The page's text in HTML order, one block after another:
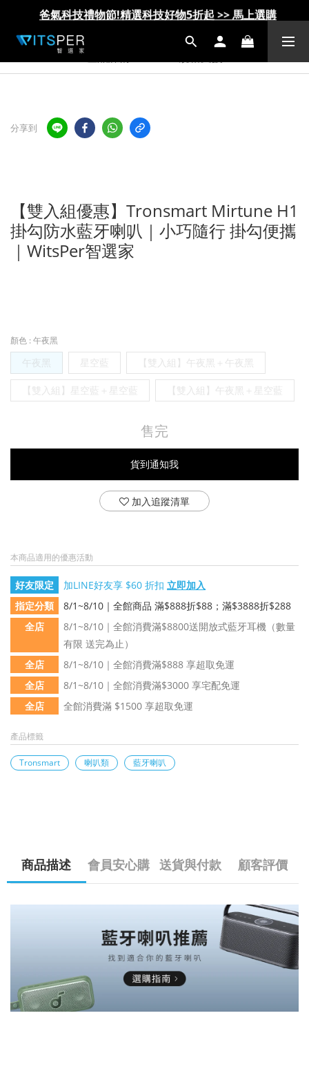
IDMIX Q10 Pro 行動電源 第一代 更換服務方案說明
爸氣科技禮物節!精選科技好物5折起 >> 馬上選購
IDMIX Q10 Pro 行動電源 第一代 更換服務方案說明
爸氣科技禮物節!精選科技好物5折起 >> 馬上選購
分享到
【雙入組優惠】Tronsmart Mirtune H1
掛勾防水藍牙喇叭｜小巧隨行 掛勾便攜
｜WitsPer智選家
顏色 : 午夜黑
午夜黑 星空藍 【雙入組】午夜黑＋午夜黑
【雙入組】星空藍＋星空藍 【雙入組】午夜黑＋星空藍
售完
貨到通知我
加入追蹤清單
本商品適用的優惠活動
好友限定 加LINE好友享 $60 折扣 立即加入
指定分類
8/1~8/10｜全館商品 滿$888折$88；滿$3888折$288
全店
8/1~8/10｜全館消費滿$8800送開放式藍牙耳機（數量
有限 送完為止）
全店
8/1~8/10｜全館消費滿$888 享超取免運
全店
8/1~8/10｜全館消費滿$3000 享宅配免運
全店
全館消費滿 $1500 享超取免運
產品標籤
Tronsmart 喇叭類 藍牙喇叭
商品描述 會員安心購 送貨與付款 顧客評價